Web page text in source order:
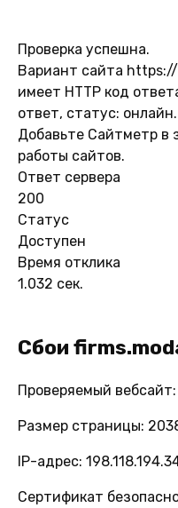
Проверка успешна.
Вариант сайта
имеет HTTP код
ответ, статус:
Добавьте Сайтметр в
работы сайтов.
Ответ сервера
200
Статус
Доступен
Время отклика
1.032 сек.
Сбои
Проверяемый
Размер страницы:
IP-адрес:
Сертификат